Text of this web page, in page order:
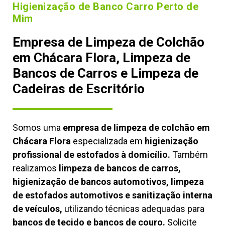
Higienização de Banco Carro Perto de
Mim
Empresa de Limpeza de Colchão
em Chácara Flora, Limpeza de
Bancos de Carros e Limpeza de
Cadeiras de Escritório
Somos uma empresa de limpeza de colchão em
Chácara Flora especializada em higienização
profissional de estofados à domicílio. Também
realizamos limpeza de bancos de carros,
higienização de bancos automotivos, limpeza
de estofados automotivos e sanitização interna
de veículos, utilizando técnicas adequadas para
bancos de tecido e bancos de couro. Solicite